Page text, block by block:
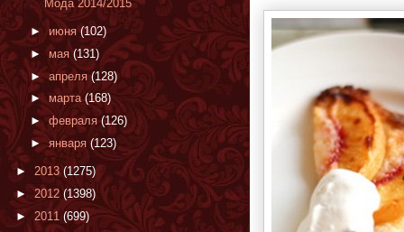
Мода 2014/2015
► июня(102)
► мая (131)
► апреля(128)
► марта (168)
► февраля (126)
► января (123)
► 2013 (1275)
►2012 (1398)
► 2011 (699)